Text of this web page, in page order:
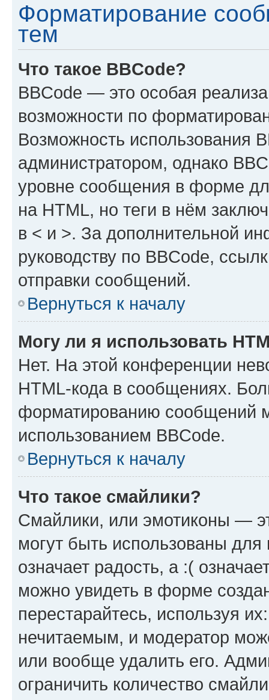
Форматирование
тем
Что такое BBCode?
BBCode — это особая
возможности по
Возможность использования
администратором, однако
уровне сообщения в форме
на HTML, но теги в нём
в < и >. За дополнительной
руководству по BBCode,
отправки сообщений.
Вернуться к началу
Могу ли я использовать
Нет. На этой конференции
HTML-кода в сообщениях.
форматированию сообщений
использованием BBCode.
Вернуться к началу
Что такое смайлики?
Смайлики, или эмотиконы —
могут быть использованы
означает радость, а :(
можно увидеть в форме
перестарайтесь, используя
нечитаемым, и модератор
или вообще удалить его.
ограничить количество